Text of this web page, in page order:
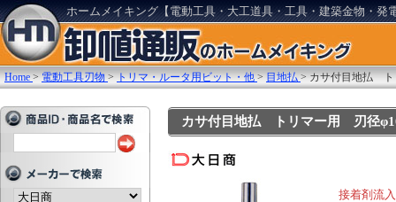
ホームメイキング【電動工具・大工道具・工具・建築金物・発
Home >電動工具刃物 >トリマ・ルータ用ビット・他 >目地払 >カサ付目地払 ト
カサ付目地払 トリマー用 刃径
接着剤流